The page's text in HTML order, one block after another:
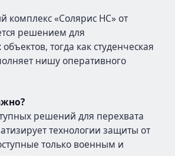
«Солярис НС» от
решением для
объектов, тогда как студенческая
нишу оперативного
решений для перехвата
технологии защиты от
только военным и